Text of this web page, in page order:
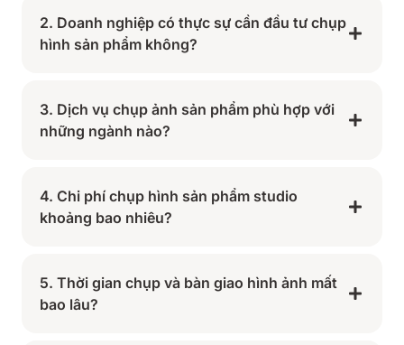
2. Doanh nghiệp có thực sự cần đầu tư chụp
hình sản phẩm không?
3. Dịch vụ chụp ảnh sản phẩm phù hợp với
những ngành nào?
4. Chi phí chụp hình sản phẩm studio
khoảng bao nhiêu?
5. Thời gian chụp và bàn giao hình ảnh mất
bao lâu?